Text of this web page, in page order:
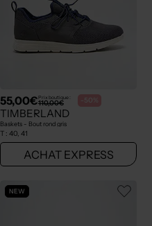
55,00€Prix boutique :
110,00€ -50%
TIMBERLAND
Baskets - Bout rond gris
T : 40, 41
ACHAT EXPRESS
NEW